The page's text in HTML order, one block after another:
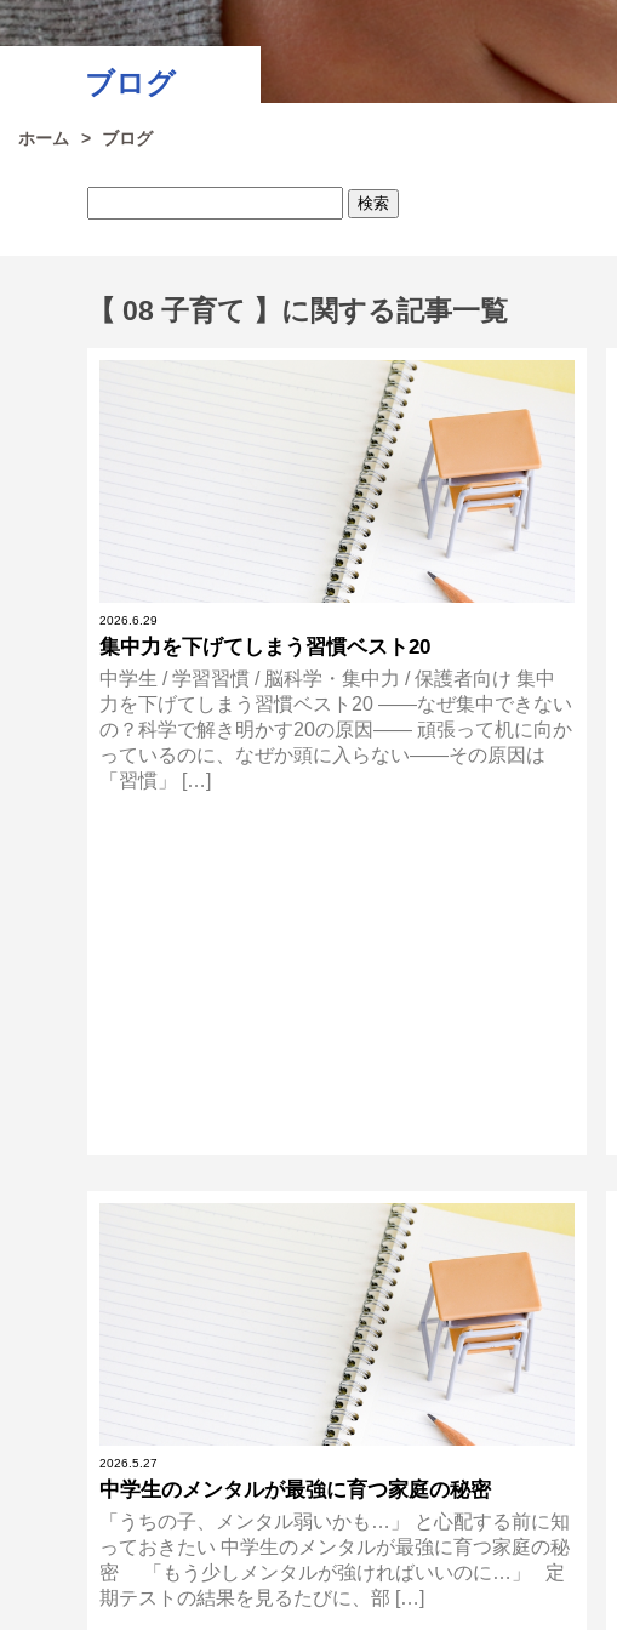
ブログ
ホーム ブログ
索:
【 08 子育て 】に関する記事一覧
2026.6.29
集中力を下げてしまう習慣ベスト20
中学生 / 学習習慣 / 脳科学・集中力 / 保護者向け 集中
力を下げてしまう習慣ベスト20 ——なぜ集中できない
の？科学で解き明かす20の原因—— 頑張って机に向か
っているのに、なぜか頭に入らない——その原因は
「習慣」 […]
2026.5.27
中学生のメンタルが最強に育つ家庭の秘密
「うちの子、メンタル弱いかも…」 と心配する前に知
っておきたい 中学生のメンタルが最強に育つ家庭の秘
密 「もう少しメンタルが強ければいいのに…」 定
期テストの結果を見るたびに、部 […]